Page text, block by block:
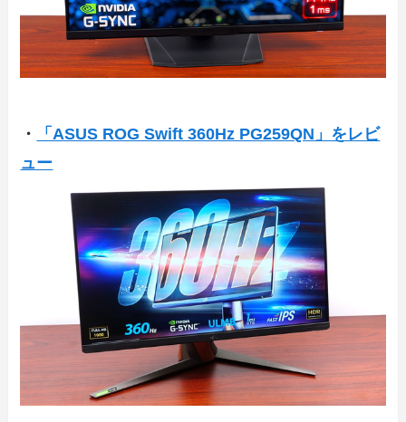
・
「ASUS ROG Swift 360Hz PG259QN」をレビ
ュー